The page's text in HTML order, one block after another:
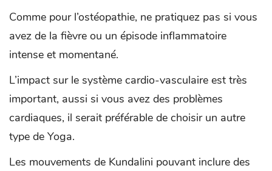
Comme pour l’ostéopathie, ne pratiquez pas si vous
avez de la fièvre ou un épisode inflammatoire
intense et momentané.
L’impact sur le système cardio-vasculaire est très
important, aussi si vous avez des problèmes
cardiaques, il serait préférable de choisir un autre
type de Yoga.
Les mouvements de Kundalini pouvant inclure des